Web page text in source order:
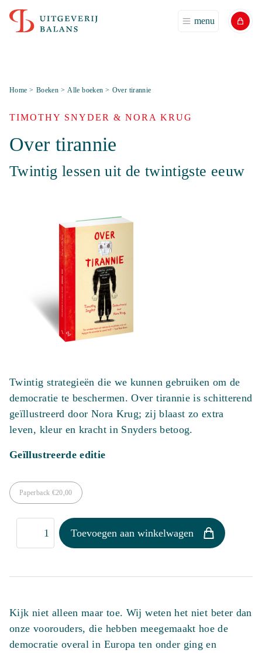
menu
Home > Boeken > Alle boeken > Over tirannie
TIMOTHY SNYDER & NORA KRUG
Over tirannie
Twintig lessen uit de twintigste eeuw
Twintig strategieën die we kunnen gebruiken om de
democratie te beschermen. Over tirannie is schitterend
geïllustreerd door Nora Krug; zij blaast zo extra
leven, kleur en kracht in Snyders betoog.
Geïllustreerde editie
Paperback €20,00
Toevoegen aan winkelwagen
Kijk niet alleen maar toe. Wij weten het niet beter dan
onze voorouders, die hebben meegemaakt hoe de
democratie overal in Europa ten onder ging en